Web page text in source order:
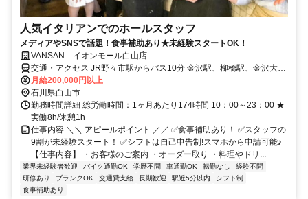
人気イタリアンでのホールスタッフ
メディアやSNSで話題！食事補助あり★未経験スタートOK！
VANSAN イオンモール白山店
交通・アクセス JR野々市駅からバス10分 金沢駅、柳橋駅、金沢大学
付属病院からもバス有 車通勤OK
月給200,000円以上
石川県白山市
勤務時間詳細 総労働時間：1ヶ月あたり174時間 10：00～23：00 ★
実働8h/休憩1h
仕事内容 ＼＼ アピールポイント ／／ ✅食事補助あり！ ✅スタッフの
9割が未経験スタート！ ✅シフトは自己申告制!スマホから申請可能♪
【仕事内容】 ・お客様のご案内 ・オーダー取り ・料理やドリ...
業界未経験者歓迎 バイク通勤OK 学歴不問 車通勤OK 転勤なし
経験不問
研修あり
ブランクOK 交通費支給 長期歓迎 駅近5分以内
シフト制
食事補助あり